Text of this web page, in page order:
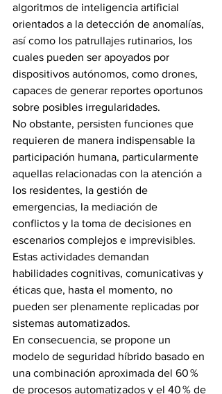
algoritmos de inteligencia artificial
orientados a la detección de anomalías,
así como los patrullajes rutinarios, los
cuales pueden ser apoyados por
dispositivos autónomos, como drones,
capaces de generar reportes oportunos
sobre posibles irregularidades.
No obstante, persisten funciones que
requieren de manera indispensable la
participación humana, particularmente
aquellas relacionadas con la atención a
los residentes, la gestión de
emergencias, la mediación de
conflictos y la toma de decisiones en
escenarios complejos e imprevisibles.
Estas actividades demandan
habilidades cognitivas, comunicativas y
éticas que, hasta el momento, no
pueden ser plenamente replicadas por
sistemas automatizados.
En consecuencia, se propone un
modelo de seguridad híbrido basado en
una combinación aproximada del 60 %
de procesos automatizados y el 40 % de